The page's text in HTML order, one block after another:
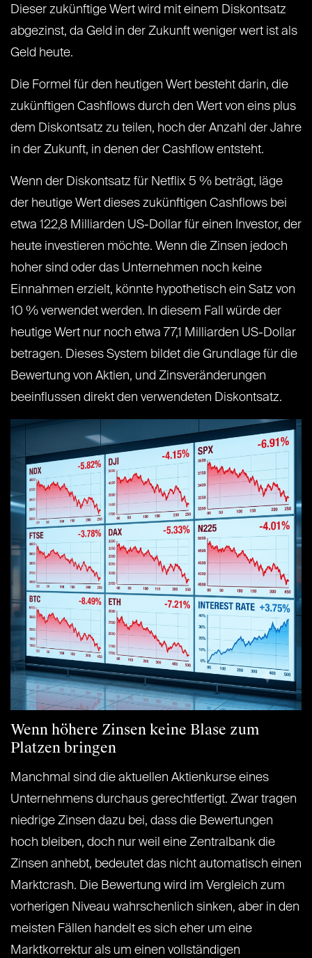
Dieser zukünftige Wert wird mit einem Diskontsatz
abgezinst, da Geld in der Zukunft weniger wert ist als
Geld heute.
Die Formel für den heutigen Wert besteht darin, die
zukünftigen Cashflows durch den Wert von eins plus
dem Diskontsatz zu teilen, hoch der Anzahl der Jahre
in der Zukunft, in denen der Cashflow entsteht.
Wenn der Diskontsatz für Netflix 5 % beträgt, läge
der heutige Wert dieses zukünftigen Cashflows bei
etwa 122,8 Milliarden US-Dollar für einen Investor, der
heute investieren möchte. Wenn die Zinsen jedoch
hoher sind oder das Unternehmen noch keine
Einnahmen erzielt, könnte hypothetisch ein Satz von
10 % verwendet werden. In diesem Fall würde der
heutige Wert nur noch etwa 77,1 Milliarden US-Dollar
betragen. Dieses System bildet die Grundlage für die
Bewertung von Aktien, und Zinsveränderungen
beeinflussen direkt den verwendeten Diskontsatz.
Wenn höhere Zinsen keine Blase zum
Platzen bringen
Manchmal sind die aktuellen Aktienkurse eines
Unternehmens durchaus gerechtfertigt. Zwar tragen
niedrige Zinsen dazu bei, dass die Bewertungen
hoch bleiben, doch nur weil eine Zentralbank die
Zinsen anhebt, bedeutet das nicht automatisch einen
Marktcrash. Die Bewertung wird im Vergleich zum
vorherigen Niveau wahrschenlich sinken, aber in den
meisten Fällen handelt es sich eher um eine
Marktkorrektur als um einen vollständigen